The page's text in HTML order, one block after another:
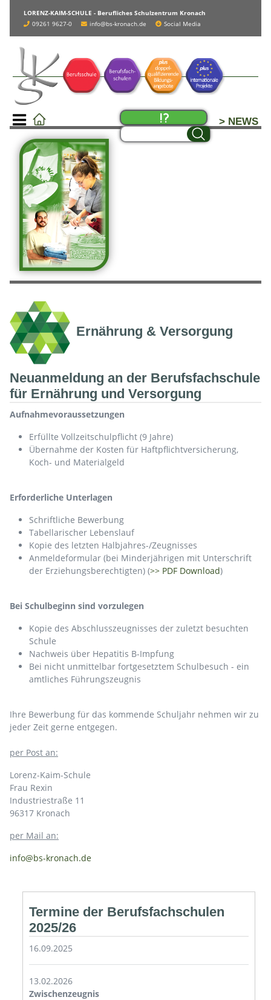
LORENZ-KAIM-SCHULE - Berufliches Schulzentrum Kronach
09261 9627-0
info@bs-kronach.de Social Media
> NEWS
Ernährung & Versorgung
Neuanmeldung an der Berufsfachschule
für Ernährung und Versorgung
Aufnahmevoraussetzungen
Erfüllte Vollzeitschulpflicht (9 Jahre)
Übernahme der Kosten für Haftpflichtversicherung,
Koch- und Materialgeld
Erforderliche Unterlagen
Schriftliche Bewerbung
Tabellarischer Lebenslauf
Kopie des letzten Halbjahres-/Zeugnisses
Anmeldeformular (bei Minderjährigen mit Unterschrift
der Erziehungsberechtigten) (>> PDF Download)
Bei Schulbeginn sind vorzulegen
Kopie des Abschlusszeugnisses der zuletzt besuchten
Schule
Nachweis über Hepatitis B-Impfung
Bei nicht unmittelbar fortgesetztem Schulbesuch - ein
amtliches Führungszeugnis
Ihre Bewerbung für das kommende Schuljahr nehmen wir zu
jeder Zeit gerne entgegen.
per Post an:
Lorenz-Kaim-Schule
Frau Rexin
Industriestraße 11
96317 Kronach
per Mail an:
info@bs-kronach.de
Termine der Berufsfachschulen
2025/26
16.09.2025
13.02.2026
Zwischenzeugnis